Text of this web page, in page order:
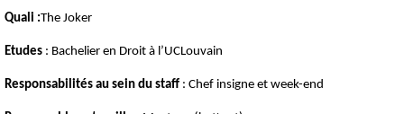
Quali :The Joker
Etudes : Bachelier en Droit à l’UCLouvain
Responsabilités au sein du staff : Chef insigne et week-end